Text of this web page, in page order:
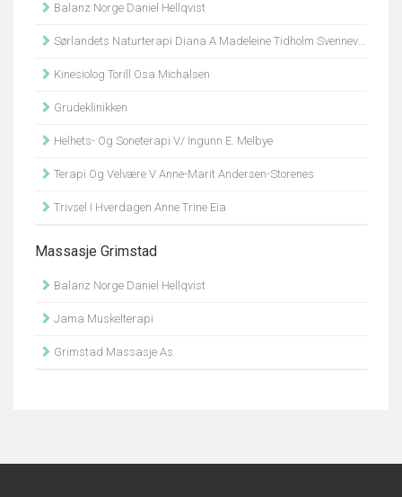
Balanz Norge Daniel Hellqvist
Sørlandets Naturterapi Diana A Madeleine Tidholm Svennevig
Kinesiolog Torill Osa Michalsen
Grudeklinikken
Helhets- Og Soneterapi V/ Ingunn E. Melbye
Terapi Og Velvære V Anne-Marit Andersen-Storenes
Trivsel I Hverdagen Anne Trine Eia
Massasje Grimstad
Balanz Norge Daniel Hellqvist
Jama Muskelterapi
Grimstad Massasje As